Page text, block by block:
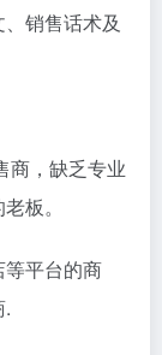
销售话术及
商，缺乏专业
板。
平台的商
.